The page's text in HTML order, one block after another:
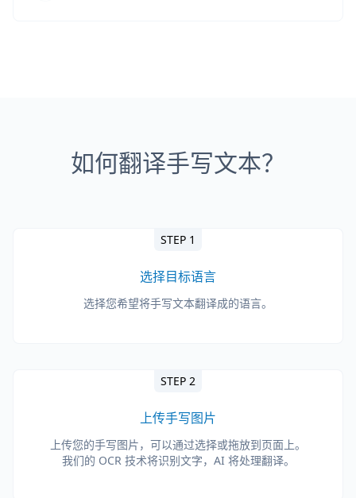
如何翻译手写文本？
STEP 1
选择目标语言
选择您希望将手写文本翻译成的语言。
STEP 2
上传手写图片
上传您的手写图片，可以通过选择或拖放到页面上。
我们的 OCR 技术将识别文字，AI 将处理翻译。